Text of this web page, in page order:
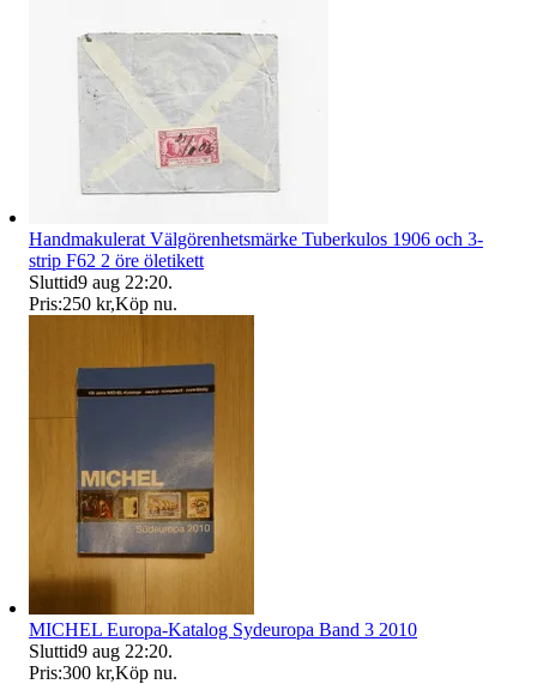
Handmakulerat Välgörenhetsmärke Tuberkulos 1906 och 3-
strip F62 2 öre öletikett
Sluttid9 aug 22:20.
Pris:250 kr,Köp nu.
MICHEL Europa-Katalog Sydeuropa Band 3 2010
Sluttid9 aug 22:20.
Pris:300 kr,Köp nu.